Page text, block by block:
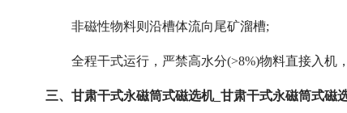
非磁性物料则沿槽体流向尾矿溜槽;
全程干式运行，严禁高水分(>8%)物料直接入机
三、甘肃干式永磁筒式磁选机_甘肃干式永磁筒式磁